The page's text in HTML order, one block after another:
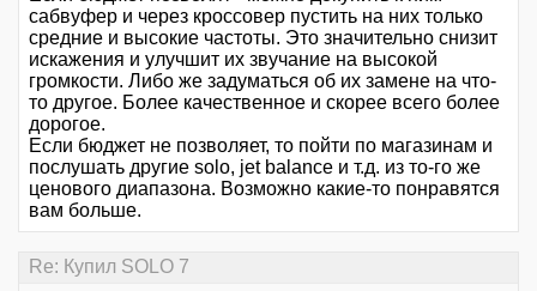
сабвуфер и через кроссовер пустить на них только
средние и высокие частоты. Это значительно снизит
искажения и улучшит их звучание на высокой
громкости. Либо же задуматься об их замене на что-
то другое. Более качественное и скорее всего более
дорогое.
Если бюджет не позволяет, то пойти по магазинам и
послушать другие solo, jet balance и т.д. из то-го же
ценового диапазона. Возможно какие-то понравятся
вам больше.
Re: Купил SOLO 7